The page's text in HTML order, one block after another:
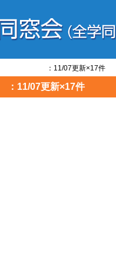
の話題 ：11/07更新×17件
07更新×17件